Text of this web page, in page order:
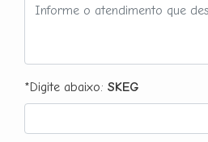
*Digite abaixo: SKEG